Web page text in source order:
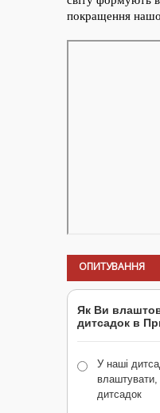
ОПИТУВАННЯ
Як Ви
дитсадок в
У наші
влаштувати,
дитсадок